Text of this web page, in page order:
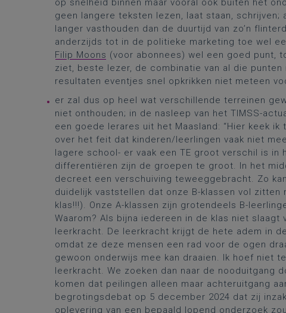
op snelheid binnen maar vooral ook buiten het
geen langere teksten lezen, laat staan,
langer vasthouden dan de duurtijd van zo’n
anderzijds tot in de politieke marketing toe wel
Filip Moons (voor abonnees) wel een goed punt,
ziet, beste lezer, de combinatie van al die
resultaten eventjes snel opkrikken niet meteen
er zal dus op heel wat verschillende terreinen
niet onthouden; in de nasleep van het TIMSS-
een goede lerares uit het Maasland: “Hier keek
over het feit dat kinderen/leerlingen vaak niet
lagere school- er vaak een TE groot verschil is in
differentiëren zijn de groepen te groot. In het
decreet een verschuiving teweeggebracht. Zo
duidelijk vaststellen dat onze B-klassen vol
klas!!!). Onze A-klassen zijn grotendeels B-
Waarom? Als bijna iedereen in de klas niet
leerkracht. De leerkracht krijgt de hete adem in
omdat ze deze mensen een rad voor de ogen
gewoon onderwijs mee kan draaien. Ik hoef niet
leerkracht. We zoeken dan naar de nooduitgang
komen dat peilingen alleen maar achteruitgang
begrotingsdebat op 5 december 2024 dat zij
oplevering van een bepaald lopend onderzoek